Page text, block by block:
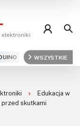
elektroniki
ARM AUDIO
WSZYSTKIE
Edukacja w
przed skutkami